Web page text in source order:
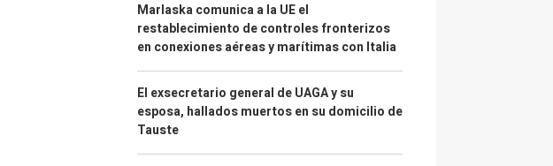
Marlaska comunica a la UE el
restablecimiento de controles fronterizos
en conexiones aéreas y marítimas con Italia
El exsecretario general de UAGA y su
esposa, hallados muertos en su domicilio de
Tauste